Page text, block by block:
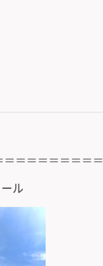
＝＝＝＝＝＝＝＝
ル